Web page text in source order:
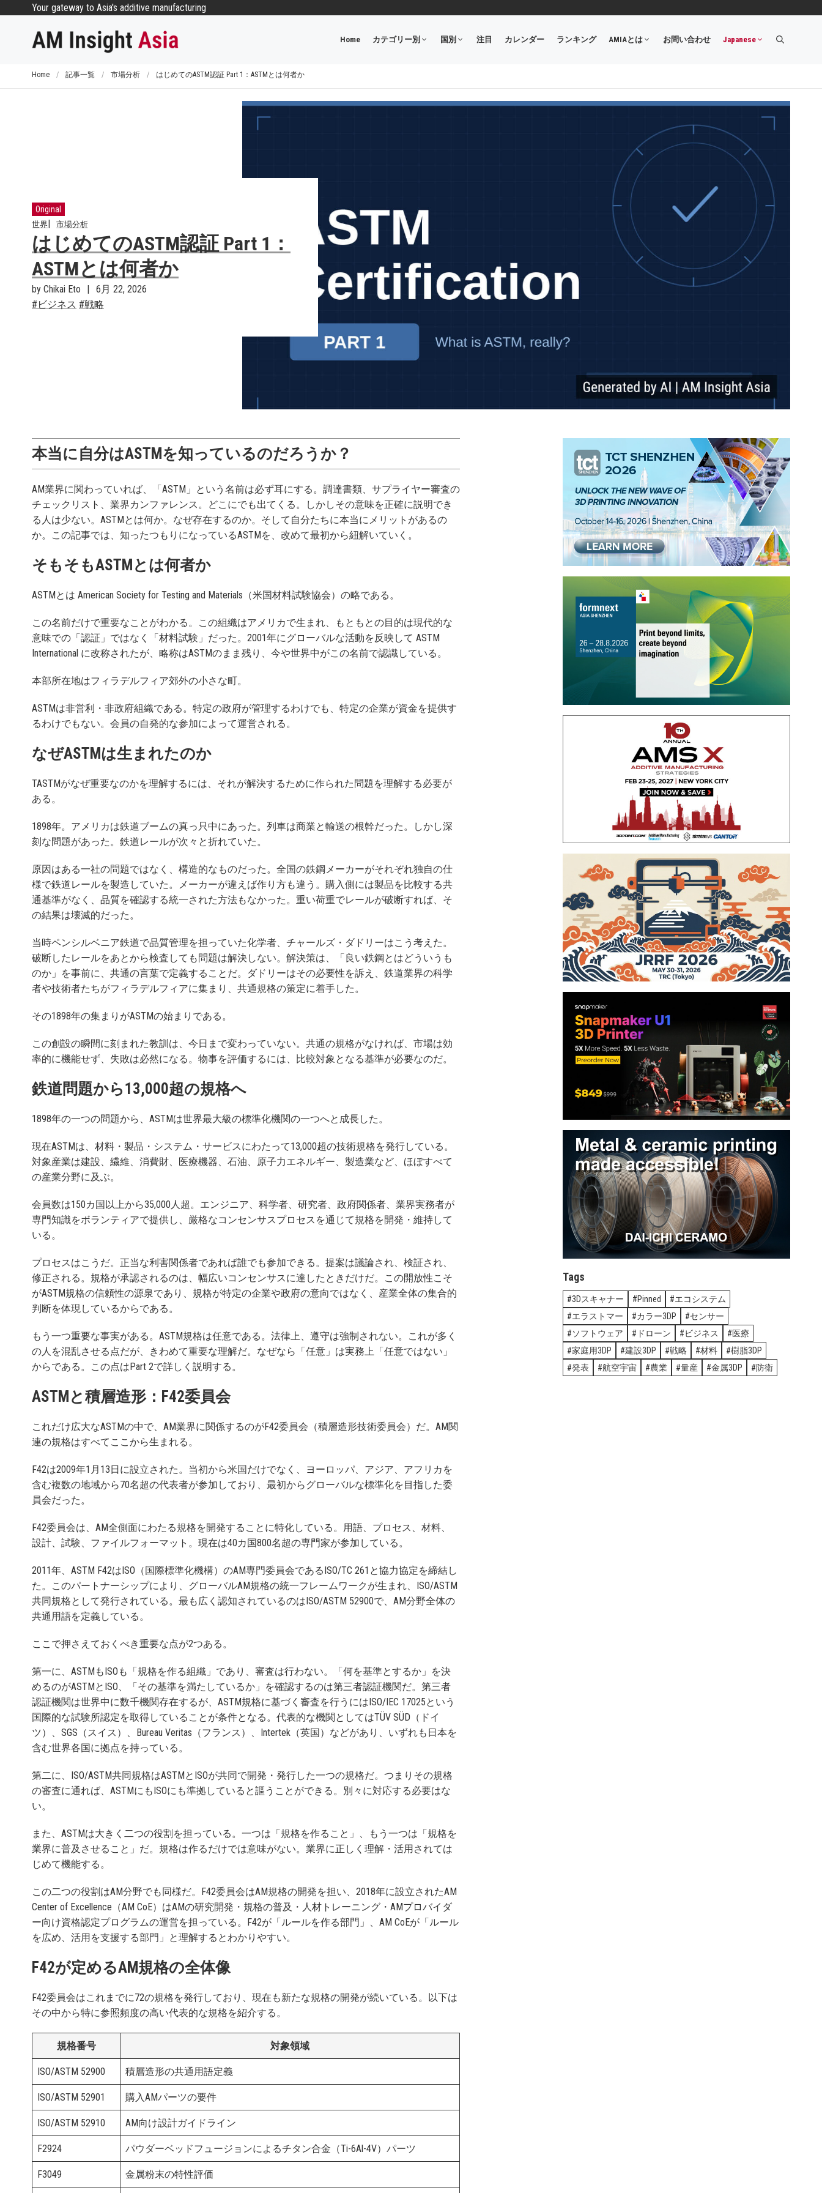
Your gateway to Asia's additive manufacturing
Home カテゴリー別 国別 注目 カレンダー ランキング AMIAとは お問い合わせ Japanese
Home / 記事一覧 / 市場分析 / はじめてのASTM認証 Part 1：ASTMとは何者か
Original
世界 市場分析
はじめてのASTM認証 Part 1：
ASTMとは何者か
by Chikai Eto
6月 22, 2026
ビジネス
戦略
本当に自分はASTMを知っているのだろうか？
AM業界に関わっていれば、「ASTM」という名前は必ず耳にする。調達書類、サプライヤー審査の
チェックリスト、業界カンファレンス。どこにでも出てくる。しかしその意味を正確に説明でき
る人は少ない。ASTMとは何か。なぜ存在するのか。そして自分たちに本当にメリットがあるの
か。この記事では、知ったつもりになっているASTMを、改めて最初から紐解いていく。
そもそもASTMとは何者か
ASTMとは American Society for Testing and Materials（米国材料試験協会）の略である。
この名前だけで重要なことがわかる。この組織はアメリカで生まれ、もともとの目的は現代的な
意味での「認証」ではなく「材料試験」だった。2001年にグローバルな活動を反映して ASTM
International に改称されたが、略称はASTMのまま残り、今や世界中がこの名前で認識している。
本部所在地はフィラデルフィア郊外の小さな町。
ASTMは非営利・非政府組織である。特定の政府が管理するわけでも、特定の企業が資金を提供す
るわけでもない。会員の自発的な参加によって運営される。
なぜASTMは生まれたのか
TASTMがなぜ重要なのかを理解するには、それが解決するために作られた問題を理解する必要が
ある。
1898年。アメリカは鉄道ブームの真っ只中にあった。列車は商業と輸送の根幹だった。しかし深
刻な問題があった。鉄道レールが次々と折れていた。
原因はある一社の問題ではなく、構造的なものだった。全国の鉄鋼メーカーがそれぞれ独自の仕
様で鉄道レールを製造していた。メーカーが違えば作り方も違う。購入側には製品を比較する共
通基準がなく、品質を確認する統一された方法もなかった。重い荷重でレールが破断すれば、そ
の結果は壊滅的だった。
当時ペンシルベニア鉄道で品質管理を担っていた化学者、チャールズ・ダドリーはこう考えた。
破断したレールをあとから検査しても問題は解決しない。解決策は、「良い鉄鋼とはどういうも
のか」を事前に、共通の言葉で定義することだ。ダドリーはその必要性を訴え、鉄道業界の科学
者や技術者たちがフィラデルフィアに集まり、共通規格の策定に着手した。
その1898年の集まりがASTMの始まりである。
この創設の瞬間に刻まれた教訓は、今日まで変わっていない。共通の規格がなければ、市場は効
率的に機能せず、失敗は必然になる。物事を評価するには、比較対象となる基準が必要なのだ。
鉄道問題から13,000超の規格へ
1898年の一つの問題から、ASTMは世界最大級の標準化機関の一つへと成長した。
現在ASTMは、材料・製品・システム・サービスにわたって13,000超の技術規格を発行している。
対象産業は建設、繊維、消費財、医療機器、石油、原子力エネルギー、製造業など、ほぼすべて
の産業分野に及ぶ。
会員数は150カ国以上から35,000人超。エンジニア、科学者、研究者、政府関係者、業界実務者が
専門知識をボランティアで提供し、厳格なコンセンサスプロセスを通じて規格を開発・維持して
いる。
プロセスはこうだ。正当な利害関係者であれば誰でも参加できる。提案は議論され、検証され、
修正される。規格が承認されるのは、幅広いコンセンサスに達したときだけだ。この開放性こそ
がASTM規格の信頼性の源泉であり、規格が特定の企業や政府の意向ではなく、産業全体の集合的
判断を体現しているからである。
もう一つ重要な事実がある。ASTM規格は任意である。法律上、遵守は強制されない。これが多く
の人を混乱させる点だが、きわめて重要な理解だ。なぜなら「任意」は実務上「任意ではない」
からである。この点はPart 2で詳しく説明する。
ASTMと積層造形：F42委員会
これだけ広大なASTMの中で、AM業界に関係するのがF42委員会（積層造形技術委員会）だ。AM関
連の規格はすべてここから生まれる。
F42は2009年1月13日に設立された。当初から米国だけでなく、ヨーロッパ、アジア、アフリカを
含む複数の地域から70名超の代表者が参加しており、最初からグローバルな標準化を目指した委
員会だった。
F42委員会は、AM全側面にわたる規格を開発することに特化している。用語、プロセス、材料、
設計、試験、ファイルフォーマット。現在は40カ国800名超の専門家が参加している。
2011年、ASTM F42はISO（国際標準化機構）のAM専門委員会であるISO/TC 261と協力協定を締結し
た。このパートナーシップにより、グローバルAM規格の統一フレームワークが生まれ、ISO/ASTM
共同規格として発行されている。最も広く認知されているのはISO/ASTM 52900で、AM分野全体の
共通用語を定義している。
ここで押さえておくべき重要な点が2つある。
第一に、ASTMもISOも「規格を作る組織」であり、審査は行わない。「何を基準とするか」を決
めるのがASTMとISO、「その基準を満たしているか」を確認するのは第三者認証機関だ。第三者
認証機関は世界中に数千機関存在するが、ASTM規格に基づく審査を行うにはISO/IEC 17025という
国際的な試験所認定を取得していることが条件となる。代表的な機関としてはTÜV SÜD（ドイ
ツ）、SGS（スイス）、Bureau Veritas（フランス）、Intertek（英国）などがあり、いずれも日本を
含む世界各国に拠点を持っている。
第二に、ISO/ASTM共同規格はASTMとISOが共同で開発・発行した一つの規格だ。つまりその規格
の審査に通れば、ASTMにもISOにも準拠していると謳うことができる。別々に対応する必要はな
い。
また、ASTMは大きく二つの役割を担っている。一つは「規格を作ること」、もう一つは「規格を
業界に普及させること」だ。規格は作るだけでは意味がない。業界に正しく理解・活用されては
じめて機能する。
この二つの役割はAM分野でも同様だ。F42委員会はAM規格の開発を担い、2018年に設立されたAM
Center of Excellence（AM CoE）はAMの研究開発・規格の普及・人材トレーニング・AMプロバイダ
ー向け資格認定プログラムの運営を担っている。F42が「ルールを作る部門」、AM CoEが「ルール
を広め、活用を支援する部門」と理解するとわかりやすい。
F42が定めるAM規格の全体像
F42委員会はこれまでに72の規格を発行しており、現在も新たな規格の開発が続いている。以下は
その中から特に参照頻度の高い代表的な規格を紹介する。
規格番号 対象領域
ISO/ASTM 52900 積層造形の共通用語定義
ISO/ASTM 52901 購入AMパーツの要件
ISO/ASTM 52910 AM向け設計ガイドライン
F2924 パウダーベッドフュージョンによるチタン合金（Ti-6Al-4V）パーツ
F3049 金属粉末の特性評価
Tags
3Dスキャナー Pinned
エコシステム
エラストマー
カラー3DP
センサー
ソフトウェア
ドローン ビジネス
医療
家庭用3DP
建設3DP 戦略 材料
樹脂3DP
発表
航空宇宙 農業 量産 金属3DP 防衛